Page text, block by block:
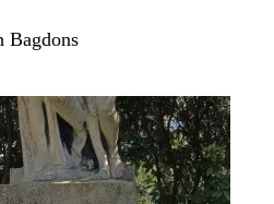
Bagdons